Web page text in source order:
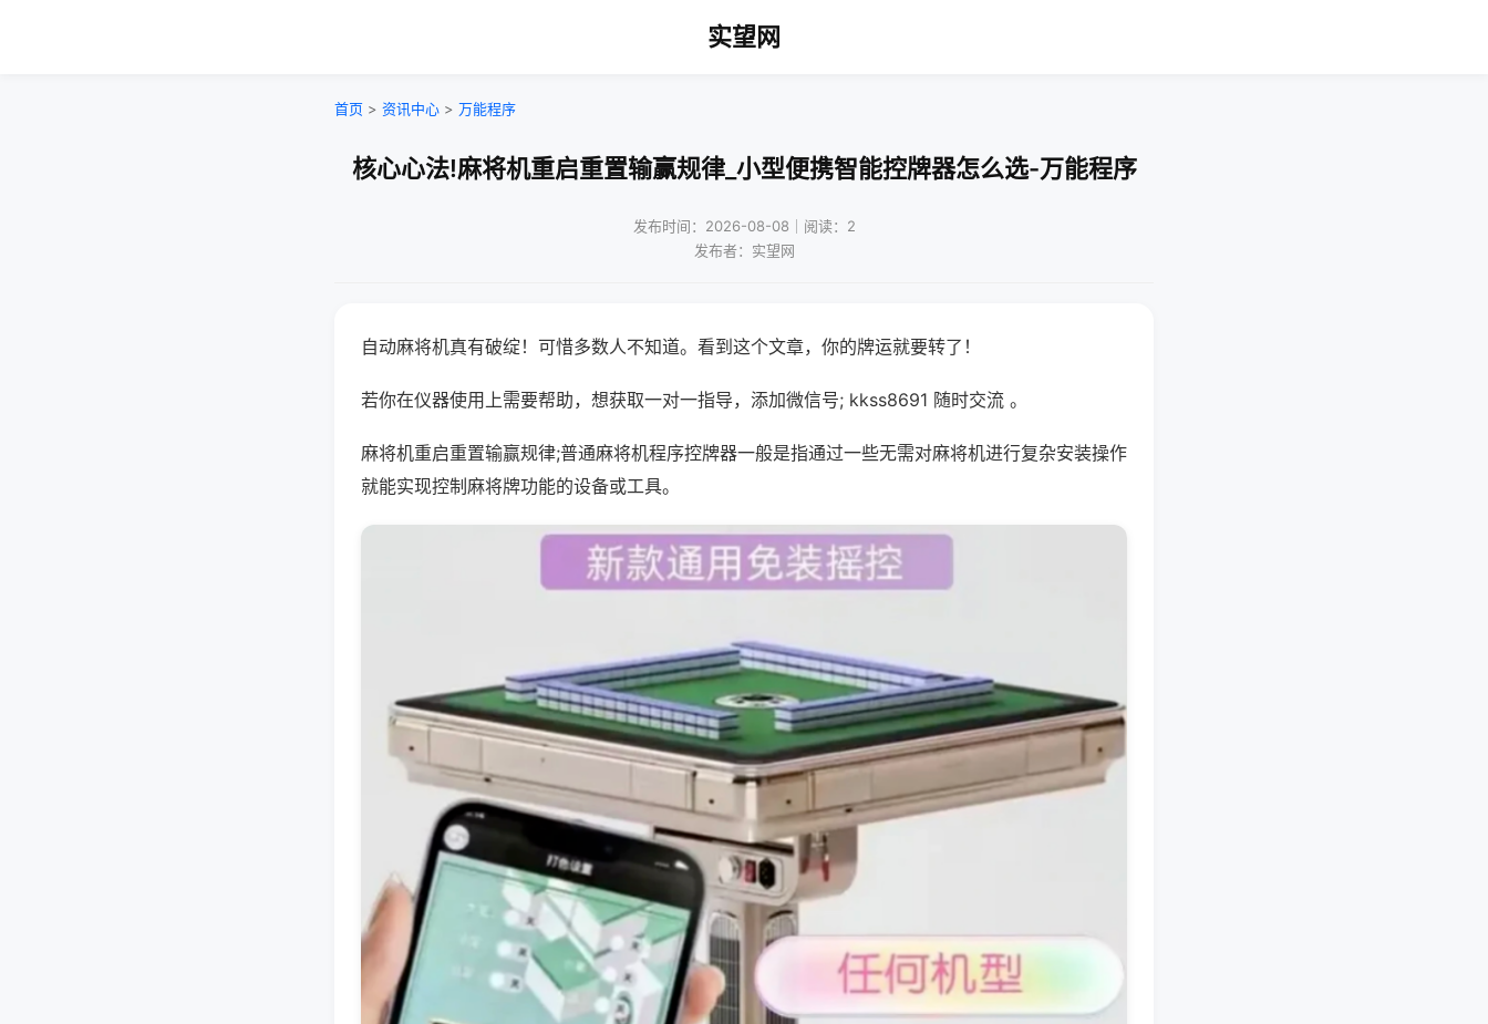
实望网
首页 > 资讯中心 > 万能程序
核心心法!麻将机重启重置输赢规律_小型便携智能控牌器怎么选-万能程序
发布时间：2026-08-08｜阅读：2
发布者：实望网
自动麻将机真有破绽！可惜多数人不知道。看到这个文章，你的牌运就要转了！
若你在仪器使用上需要帮助，想获取一对一指导，添加微信号; kkss8691 随时交流 。
麻将机重启重置输赢规律;普通麻将机程序控牌器一般是指通过一些无需对麻将机进行复杂安装操作
就能实现控制麻将牌功能的设备或工具。